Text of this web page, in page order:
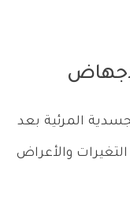
المرئية بعد
والأعراض